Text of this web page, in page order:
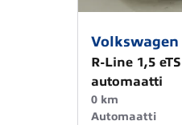
Volkswagen
R-Line 1,5
automaatti
0 km
Automaatti